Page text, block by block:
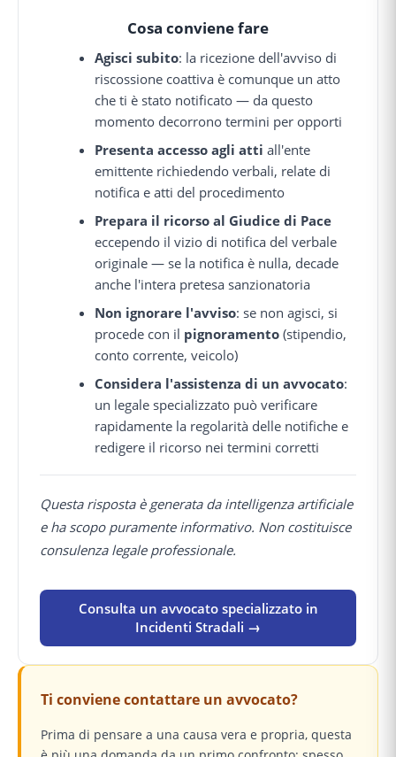
Cosa conviene fare
Agisci subito: la ricezione dell'avviso di
riscossione coattiva è comunque un atto
che ti è stato notificato — da questo
momento decorrono termini per opporti
Presenta accesso agli atti all'ente
emittente richiedendo verbali, relate di
notifica e atti del procedimento
Prepara il ricorso al Giudice di Pace
eccependo il vizio di notifica del verbale
originale — se la notifica è nulla, decade
anche l'intera pretesa sanzionatoria
Non ignorare l'avviso: se non agisci, si
procede con il pignoramento (stipendio,
conto corrente, veicolo)
Considera l'assistenza di un avvocato:
un legale specializzato può verificare
rapidamente la regolarità delle notifiche e
redigere il ricorso nei termini corretti
Questa risposta è generata da intelligenza artificiale
e ha scopo puramente informativo. Non costituisce
consulenza legale professionale.
Consulta un avvocato specializzato in
Incidenti Stradali →
Ti conviene contattare un avvocato?
Prima di pensare a una causa vera e propria, questa